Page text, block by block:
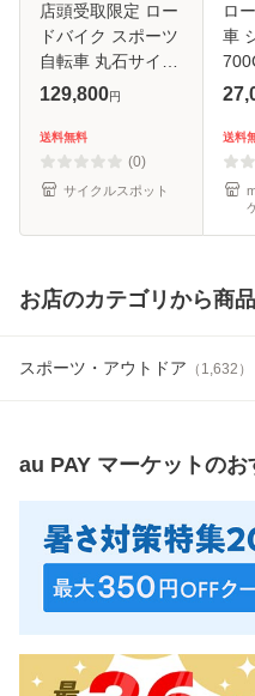
店頭受取限定 ロー
ドバイク スポーツ
自転車 丸石サイク
ル エンペラー
maruishi
EMPEROR Ｇフレ
ア [E-GFLxxxK]
129,800円
送料無料
(0)
サイクルスポット
ロ
車
キ
プ
高
ワ
送料
お店のカテゴリから商
スポーツ・アウトドア （ 1,632 ）
au PAY マーケットのお